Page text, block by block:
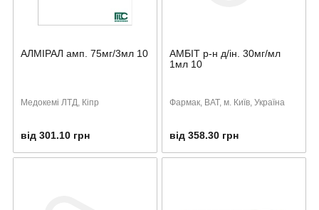
АЛМІРАЛ амп. 75мг/3мл 10
Медокемі ЛТД, Кіпр
від 301.10 грн
АМБІТ р-н д/ін. 30мг/мл
1мл 10
Фармак, ВАТ, м. Київ, Україна
від 358.30 грн